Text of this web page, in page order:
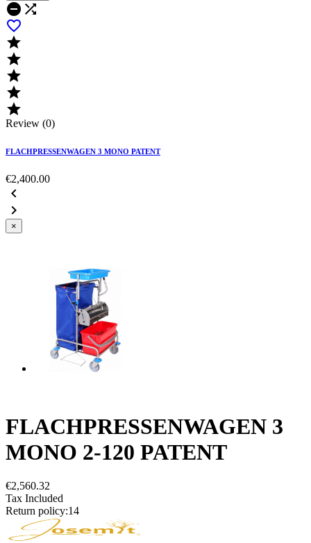
 






Review (0)
FLACHPRESSENWAGEN 3 MONO PATENT
€2,400.00


×
FLACHPRESSENWAGEN 3
MONO 2-120 PATENT
€2,560.32
Tax Included
Return policy:14